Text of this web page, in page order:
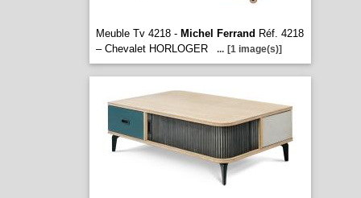
Meuble Tv 4218 - Michel Ferrand Réf. 4218
– Chevalet HORLOGER
... [1 image(s)]